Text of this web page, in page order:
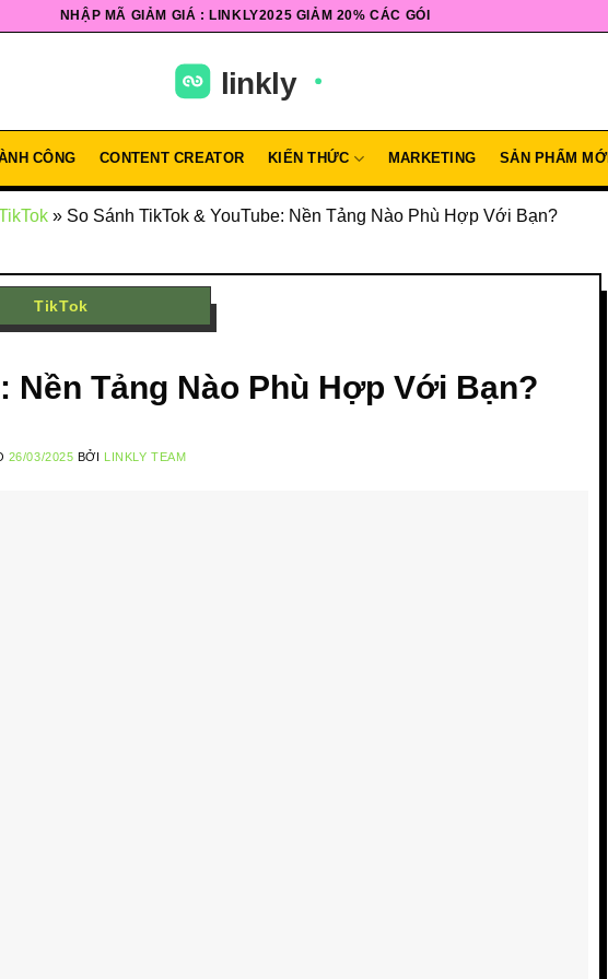
NHẬP MÃ GIẢM GIÁ : LINKLY2025 GIẢM 20% CÁC GÓI
CÔNG CONTENT CREATOR KIẾN THỨC MARKETING SẢN PHẨM MỚI
» So Sánh TikTok & YouTube: Nền Tảng Nào Phù Hợp Với Bạn?
TikTok
Nền Tảng Nào Phù Hợp Với Bạn?
26/03/2025 BỞI LINKLY TEAM